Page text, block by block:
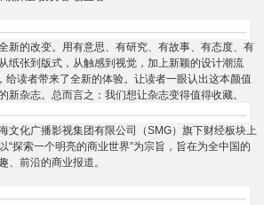
新的改变。用有意思、有研究、有故事、有态度、有
纸张到版式，从触感到视觉，加上新颖的设计潮流
读者带来了全新的体验。让读者一眼认出这本颜值
新杂志。总而言之：我们想让杂志变得值得收藏。
文化广播影视集团有限公司（SMG）旗下财经板块上
“探索一个明亮的商业世界”为宗旨，旨在为全中国的
、前沿的商业报道。